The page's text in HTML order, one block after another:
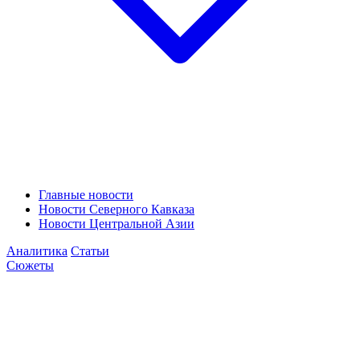
Главные новости
Новости Северного Кавказа
Новости Центральной Азии
Аналитика Статьи
Сюжеты